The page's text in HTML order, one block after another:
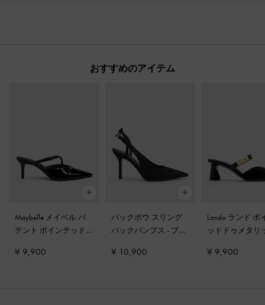
おすすめのアイテム
Maybelle メイベル パ
テント ポインテッド
ックパテント
¥ 9,900
バックボウ スリング
バックパンプス - ブラ
¥ 10,900
Lando ランド ポ
ッドドゥメタリ
-ブラックテク
¥ 9,900